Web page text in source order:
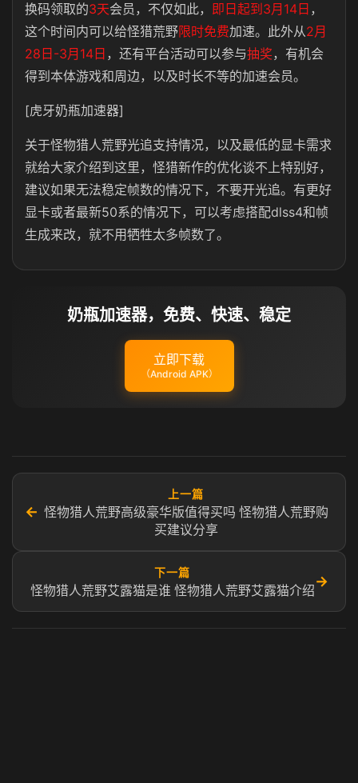
换码领取的3天会员，不仅如此， 即日起到3月14日 ，
这个时间内可以给怪猎荒野限时免费加速。此外从2月
28日-3月14日 ，还有平台活动可以参与抽奖 ，有机会
得到本体游戏和周边，以及时长不等的加速会员。
[虎牙奶瓶加速器]
关于怪物猎人荒野光追支持情况，以及最低的显卡需求
就给大家介绍到这里，怪猎新作的优化谈不上特别好，
建议如果无法稳定帧数的情况下，不要开光追。有更好
显卡或者最新50系的情况下，可以考虑搭配dlss4和帧
生成来改，就不用牺牲太多帧数了。
奶瓶加速器，免费、快速、稳定
立即下载
（Android APK）
←
上一篇
怪物猎人荒野高级豪华版值得买吗 怪物猎人荒野购
买建议分享
下一篇
怪物猎人荒野艾露猫是谁 怪物猎人荒野艾露猫介绍
→